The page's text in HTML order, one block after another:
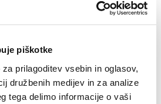
piškotke
prilagoditev vsebin in oglasov,
družbenih medijev in za analize
tega delimo informacije o vaši
ozračja sicer tudi še niso
leta 2013, ko se je
bližnji meteorološki postaji na
Krki dva metra nad tlemi
40,8 stopinj Celzija, so dodali.
delovala normalno.